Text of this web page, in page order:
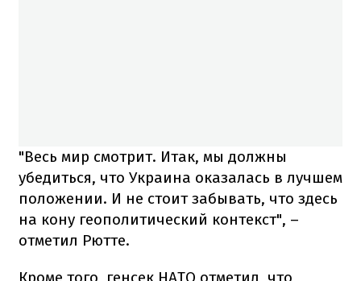
"Весь мир смотрит. Итак, мы должны
убедиться, что Украина оказалась в лучшем
положении. И не стоит забывать, что здесь
на кону геополитический контекст", –
отметил Рютте.
Кроме того, генсек НАТО отметил, что